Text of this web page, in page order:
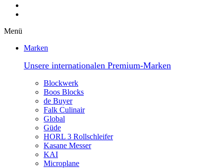
Menü
Marken
Unsere internationalen Premium-Marken
Blockwerk
Boos Blocks
de Buyer
Falk Culinair
Global
Güde
HORL 3 Rollschleifer
Kasane Messer
KAI
Microplane